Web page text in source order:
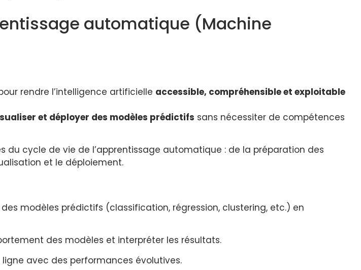
automatique (Machine
rendre l’intelligence artificielle accessible, compréhensible et exploitable
et déployer des modèles prédictifs sans nécessiter de compétences
du cycle de vie de l’apprentissage automatique : de la préparation des
et le déploiement.
des modèles prédictifs (classification, régression, clustering, etc.) en
des modèles et interpréter les résultats.
avec des performances évolutives.